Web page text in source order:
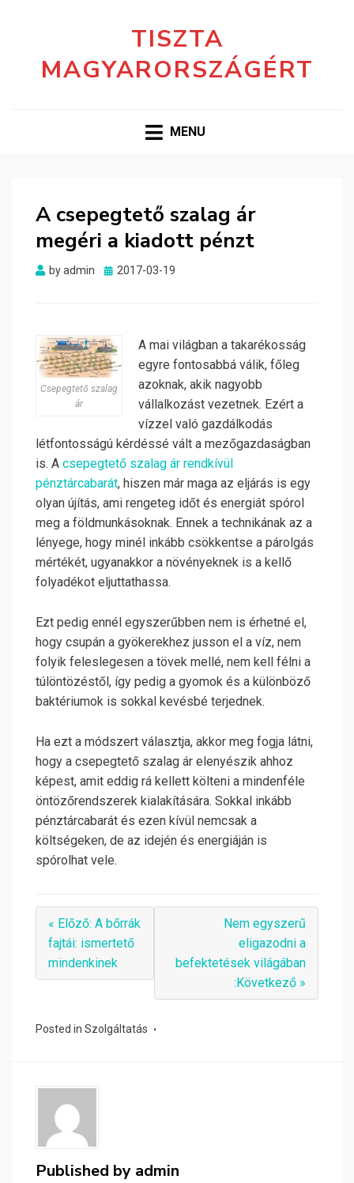
TISZTA
MAGYARORSZÁGÉRT
MENU
A csepegtető szalag ár
megéri a kiadott pénzt
byadmin
Posted
2017-03-19
Csepegtető szalag
ár
A mai világban a takarékosság
egyre fontosabbá válik, főleg
azoknak, akik nagyobb
vállalkozást vezetnek. Ezért a
vízzel való gazdálkodás
létfontosságú kérdéssé vált a mezőgazdaságban
is. A csepegtető szalag ár rendkívül
pénztárcabarát, hiszen már maga az eljárás is egy
olyan újítás, ami rengeteg időt és energiát spórol
meg a földmunkásoknak. Ennek a technikának az a
lényege, hogy minél inkább csökkentse a párolgás
mértékét, ugyanakkor a növényeknek is a kellő
folyadékot eljuttathassa.
Ezt pedig ennél egyszerűbben nem is érhetné el,
hogy csupán a gyökerekhez jusson el a víz, nem
folyik feleslegesen a tövek mellé, nem kell félni a
túlöntözéstől, így pedig a gyomok és a különböző
baktériumok is sokkal kevésbé terjednek.
Ha ezt a módszert választja, akkor meg fogja látni,
hogy a csepegtető szalag ár elenyészik ahhoz
képest, amit eddig rá kellett költeni a mindenféle
öntözőrendszerek kialakítására. Sokkal inkább
pénztárcabarát és ezen kívül nemcsak a
költségeken, de az idején és energiáján is
spórolhat vele.
« Előző: A bőrrák
fajtái: ismertető
mindenkinek
Nem egyszerű
eligazodni a
befektetések világában
:Következő »
Posted in Szolgáltatás
Published by admin